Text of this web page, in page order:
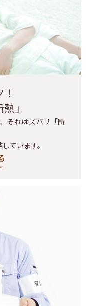
」
それはズバリ「断
ています。